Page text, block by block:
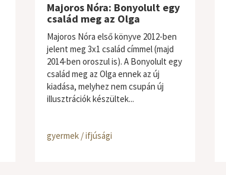
Majoros Nóra: Bonyolult egy
család meg az Olga
Majoros Nóra első könyve 2012-ben
jelent meg 3x1 család címmel (majd
2014-ben oroszul is). A Bonyolult egy
család meg az Olga ennek az új
kiadása, melyhez nem csupán új
illusztrációk készültek...
gyermek / ifjúsági